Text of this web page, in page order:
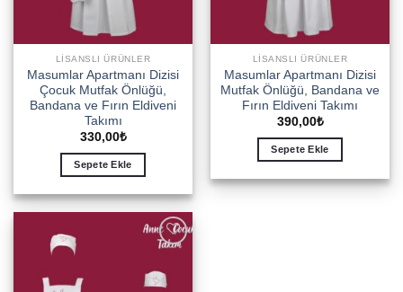
LISANSLI ÜRÜNLER
Masumlar Apartmanı Dizisi
Çocuk Mutfak Önlüğü,
Bandana ve Fırın Eldiveni
Takımı
330,00₺
Sepete Ekle
LISANSLI ÜRÜNLER
Masumlar Apartmanı Dizisi
Mutfak Önlüğü, Bandana ve
Fırın Eldiveni Takımı
390,00₺
Sepete Ekle
wishlist